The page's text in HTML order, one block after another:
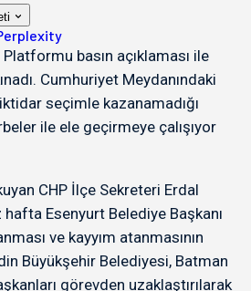
basın açıklaması ile
Cumhuriyet Meydanındaki
seçimle kazanamadığı
ile ele geçirmeye çalışıyor
CHP İlçe Sekreteri Erdal
Esenyurt Belediye Başkanı
ve kayyım atanmasının
Büyükşehir Belediyesi, Batman
görevden uzaklaştırılarak